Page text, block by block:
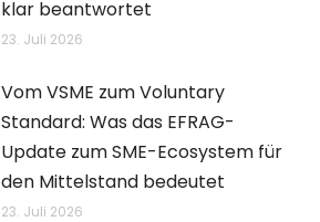
klar beantwortet
23. Juli 2026
Vom VSME zum Voluntary
Standard: Was das EFRAG-
Update zum SME-Ecosystem für
den Mittelstand bedeutet
23. Juli 2026